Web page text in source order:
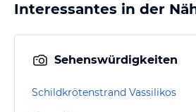
Interessantes in der
Sehenswürdigkeiten
Schildkrötenstrand Vassilikos